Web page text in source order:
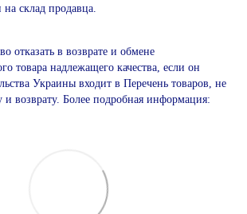
на склад продавца.
отказать в возврате и обмене
товара надлежащего качества, если он
Украины входит в Перечень товаров, не
возврату. Более подробная информация: